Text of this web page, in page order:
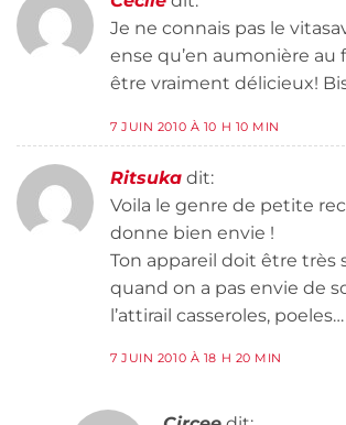
Je ne connais pas le
ense qu’en aumonière au
être vraiment délicieux!
7 JUIN 2010 À 10 H 10 MIN
Ritsuka dit:
Voila le genre de petite
donne bien envie !
Ton appareil doit être très
quand on a pas envie de
l’attirail casseroles, poeles…
7 JUIN 2010 À 18 H 20 MIN